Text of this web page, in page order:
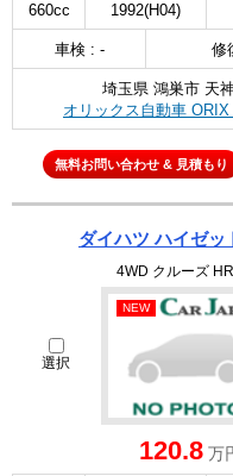
660cc 1992(H04)
車検 : - 修
埼玉県 鴻巣市 天
オリックス自動車
無料お問い合わせ & 見積もり
ダイハツ ハイゼッ
4WD クルーズ
選択
NEW
120.8 万